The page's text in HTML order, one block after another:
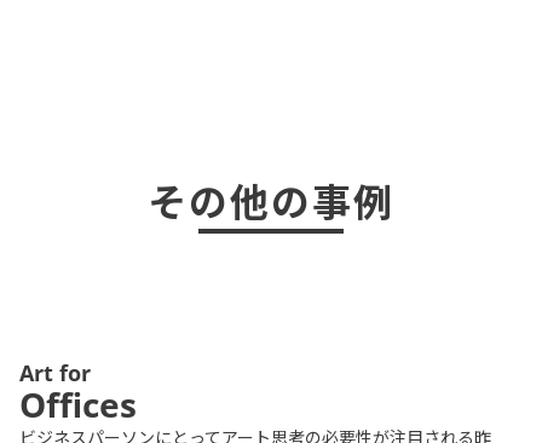
その他の事例
Art for
Offices
ビジネスパーソンにとってアート思考の必要性が注目される昨